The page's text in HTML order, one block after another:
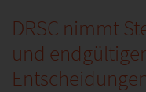
DRSC nimmt
und